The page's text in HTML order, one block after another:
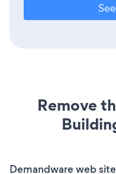
Remove
Demandware web